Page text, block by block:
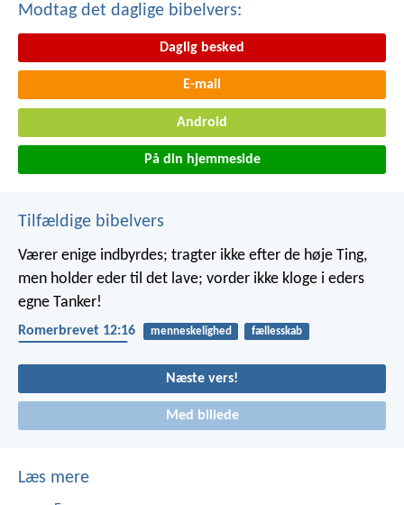
Modtag det daglige bibelvers:
Daglig besked
E-mail
Android
På din hjemmeside
Tilfældige bibelvers
Værer enige indbyrdes; tragter ikke efter de høje Ting,
men holder eder til det lave; vorder ikke kloge i eders
egne Tanker!
Romerbrevet 12:16 menneskelighed
fællesskab
Næste vers!
Med billede
Læs mere